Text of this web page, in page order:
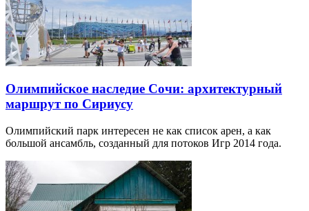
Олимпийское наследие Сочи: архитектурный
маршрут по Сириусу
Олимпийский парк интересен не как список арен, а как
большой ансамбль, созданный для потоков Игр 2014 года.